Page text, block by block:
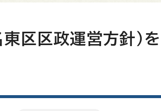
区区政運営方針）